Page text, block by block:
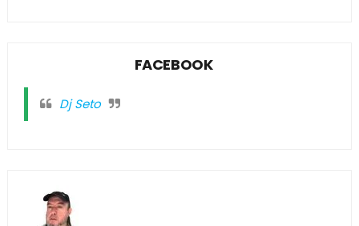
FACEBOOK
Dj Seto